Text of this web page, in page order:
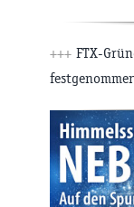
+++ FTX-